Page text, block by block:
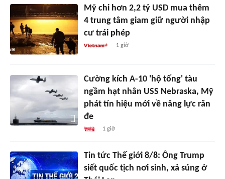
Mỹ chi hơn 2,2 tỷ USD mua thêm
4 trung tâm giam giữ người nhập
cư trái phép
1 giờ
Cường kích A-10 'hộ tống' tàu
ngầm hạt nhân USS Nebraska, Mỹ
phát tín hiệu mới về năng lực răn
đe
1 giờ
Tin tức Thế giới 8/8: Ông Trump
siết quốc tịch nơi sinh, xả súng ở